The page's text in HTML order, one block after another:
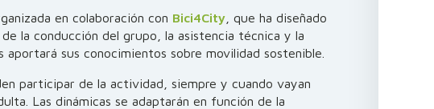
en colaboración con Bici4City , que ha diseñado
la conducción del grupo, la asistencia técnica y la
aportará sus conocimientos sobre movilidad sostenible.
participar de la actividad, siempre y cuando vayan
Las dinámicas se adaptarán en función de la